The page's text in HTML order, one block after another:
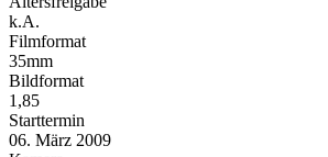
k.A.
Filmformat
35mm
Bildformat
1,85
Starttermin
06. März 2009